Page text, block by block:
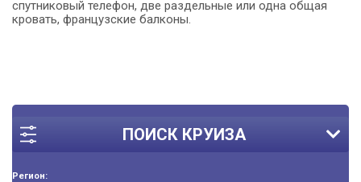
ПОИСК КРУИЗА
Регион:
спутниковый телефон, две раздельные или одна общая
кровать, французские балконы.